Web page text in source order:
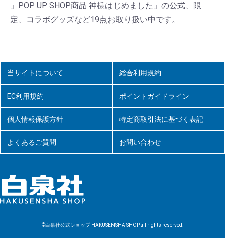
」POP UP SHOP商品 神様はじめました」の公式、限
定、コラボグッズなど19点お取り扱い中です。
当サイトについて 総合利用規約
EC利用規約 ポイントガイドライン
個人情報保護方針 特定商取引法に基づく表記
よくあるご質問 お問い合わせ
©白泉社公式ショップ HAKUSENSHA SHOP all rights reserved.